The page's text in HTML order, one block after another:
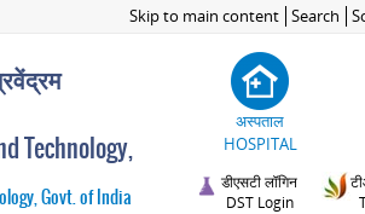
Skip to main content Search
Technology,
Govt. of India
अस्पताल
HOSPITAL
डीएसटी लॉगिन
DST Login